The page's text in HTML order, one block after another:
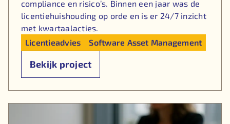
compliance en risico’s. Binnen een jaar was de
licentiehuishouding op orde en is er 24/7 inzicht
met kwartaalacties.
Licentieadvies
Software Asset Management
Bekijk project